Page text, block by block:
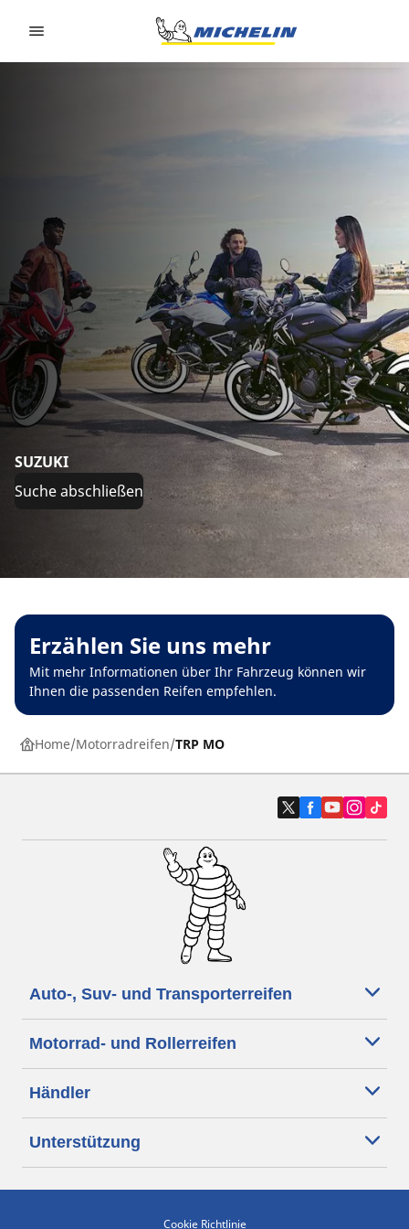
SUZUKI
Suche abschließen
Erzählen Sie uns mehr
Mit mehr Informationen über Ihr Fahrzeug können wir
Ihnen die passenden Reifen empfehlen.
Home Motorradreifen TRP MO
Auto-, Suv- und Transporterreifen
Motorrad- und Rollerreifen
Händler
Unterstützung
Cookie Richtlinie